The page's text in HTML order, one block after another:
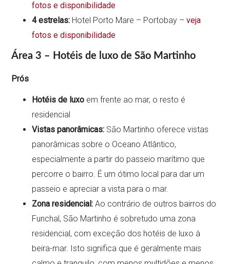
fotos e disponibilidade
4 estrelas: Hotel Porto Mare – Portobay –veja
fotos e disponibilidade
Área 3 – Hotéis de luxo de São Martinho
Prós
Hotéis de luxo em frente ao mar, o resto é
residencial
Vistas panorâmicas: São Martinho oferece vistas
panorâmicas sobre o Oceano Atlântico,
especialmente a partir do passeio marítimo que
percorre o bairro. É um ótimo local para dar um
passeio e apreciar a vista para o mar.
Zona residencial: Ao contrário de outros bairros do
Funchal, São Martinho é sobretudo uma zona
residencial, com exceção dos hotéis de luxo à
beira-mar. Isto significa que é geralmente mais